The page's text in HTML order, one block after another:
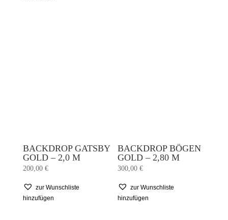
BACKDROP GATSBY
GOLD – 2,0 M
200,00 €
zur Wunschliste
hinzufügen
BACKDROP BÖGEN
GOLD – 2,80 M
300,00€
zur Wunschliste
hinzufügen